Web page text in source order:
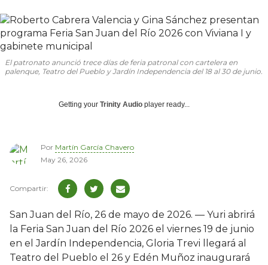
El patronato anunció trece días de feria patronal con cartelera en
palenque, Teatro del Pueblo y Jardín Independencia del 18 al 30 de junio.
Getting your Trinity Audio player ready...
Por Martín García Chavero
May 26, 2026
San Juan del Río, 26 de mayo de 2026. — Yuri abrirá
la Feria San Juan del Río 2026 el viernes 19 de junio
en el Jardín Independencia, Gloria Trevi llegará al
Teatro del Pueblo el 26 y Edén Muñoz inaugurará